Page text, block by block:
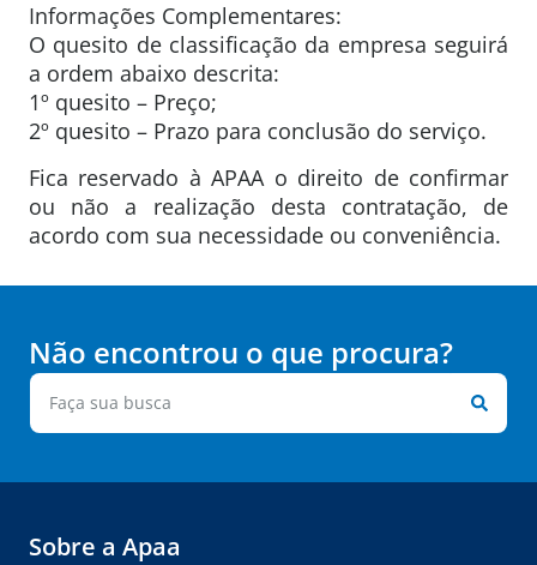
Informações Complementares:
O quesito de classificação da empresa seguirá
a ordem abaixo descrita:
1º quesito – Preço;
2º quesito – Prazo para conclusão do serviço.
Fica reservado à APAA o direito de confirmar
ou não a realização desta contratação, de
acordo com sua necessidade ou conveniência.
Não encontrou o que procura?
Sobre a Apaa